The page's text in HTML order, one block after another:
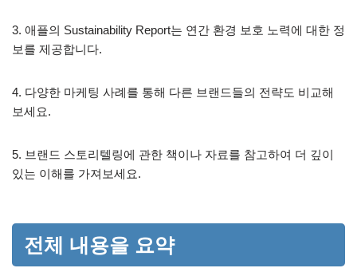
3. 애플의 Sustainability Report는 연간 환경 보호 노력에 대한 정
보를 제공합니다.
4. 다양한 마케팅 사례를 통해 다른 브랜드들의 전략도 비교해
보세요.
5. 브랜드 스토리텔링에 관한 책이나 자료를 참고하여 더 깊이
있는 이해를 가져보세요.
전체 내용을 요약